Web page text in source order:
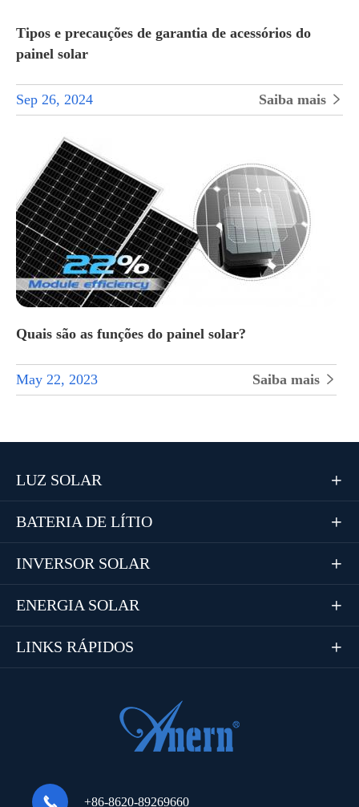
Tipos e precauções de garantia de acessórios do
painel solar
Sep 26, 2024 Saiba mais 
Quais são as funções do painel solar?
May 22, 2023 Saiba mais 
LUZ SOLAR 
BATERIA DE LÍTIO 
INVERSOR SOLAR 
ENERGIA SOLAR 
LINKS RÁPIDOS 
 +86-8620-89269660